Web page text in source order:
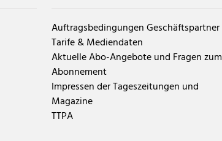
Auftragsbedingungen Geschäftspartner
Tarife & Mediendaten
Aktuelle Abo-Angebote und Fragen zum
Abonnement
Impressen der Tageszeitungen und
Magazine
TTPA